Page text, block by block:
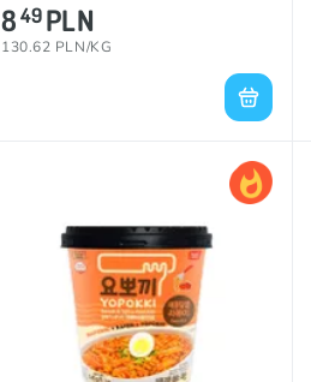
849PLN
130.62 PLN/KG